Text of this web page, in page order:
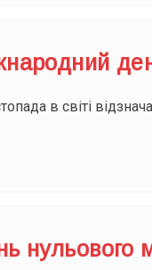
в світі
нульового